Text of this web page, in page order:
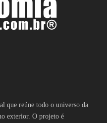
que reúne todo o universo da
exterior. O projeto é